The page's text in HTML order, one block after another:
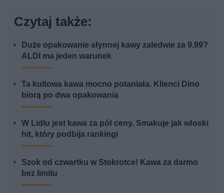
Czytaj także:
Duże opakowanie słynnej kawy zaledwie za 9,99?
ALDI ma jeden warunek
Ta kultowa kawa mocno potaniała. Klienci Dino
biorą po dwa opakowania
W Lidlu jest kawa za pół ceny. Smakuje jak włoski
hit, który podbija rankingi
Szok od czwartku w Stokrotce! Kawa za darmo
bez limitu